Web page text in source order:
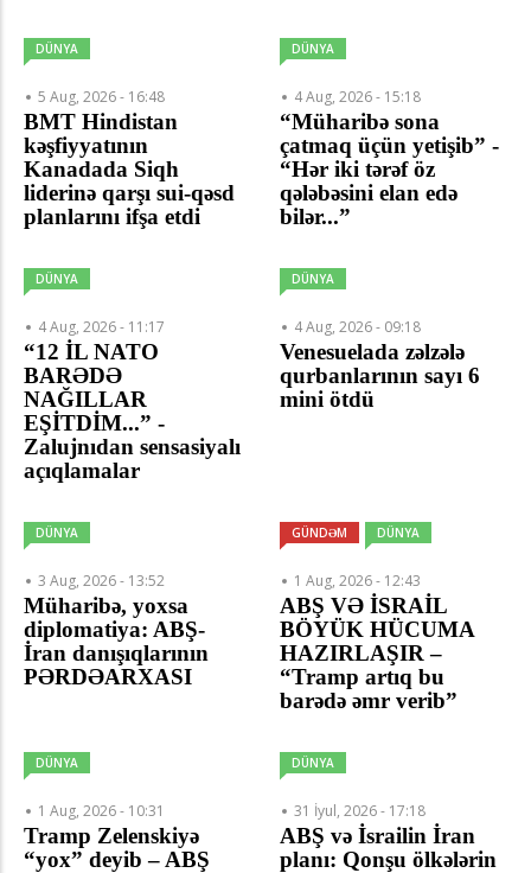
DÜNYA
5 Aug, 2026 - 16:48
BMT Hindistan
kəşfiyyatının
Kanadada Siqh
liderinə qarşı sui-qəsd
planlarını ifşa etdi
DÜNYA
4 Aug, 2026 - 15:18
“Müharibə sona
çatmaq üçün yetişib” -
“Hər iki tərəf öz
qələbəsini elan edə
bilər...”
DÜNYA
4 Aug, 2026 - 11:17
“12 İL NATO
BARƏDƏ
NAĞILLAR
EŞİTDİM...” -
Zalujnıdan sensasiyalı
açıqlamalar
DÜNYA
4 Aug, 2026 - 09:18
Venesuelada zəlzələ
qurbanlarının sayı 6
mini ötdü
DÜNYA
3 Aug, 2026 - 13:52
Müharibə, yoxsa
diplomatiya: ABŞ-
İran danışıqlarının
PƏRDƏARXASI
GÜNDƏM DÜNYA
1 Aug, 2026 - 12:43
ABŞ VƏ İSRAİL
BÖYÜK HÜCUMA
HAZIRLAŞIR –
“Tramp artıq bu
barədə əmr verib”
DÜNYA
1 Aug, 2026 - 10:31
Tramp Zelenskiyə
“yox” deyib – ABŞ
DÜNYA
31 İyul, 2026 - 17:18
ABŞ və İsrailin İran
planı: Qonşu ölkələrin